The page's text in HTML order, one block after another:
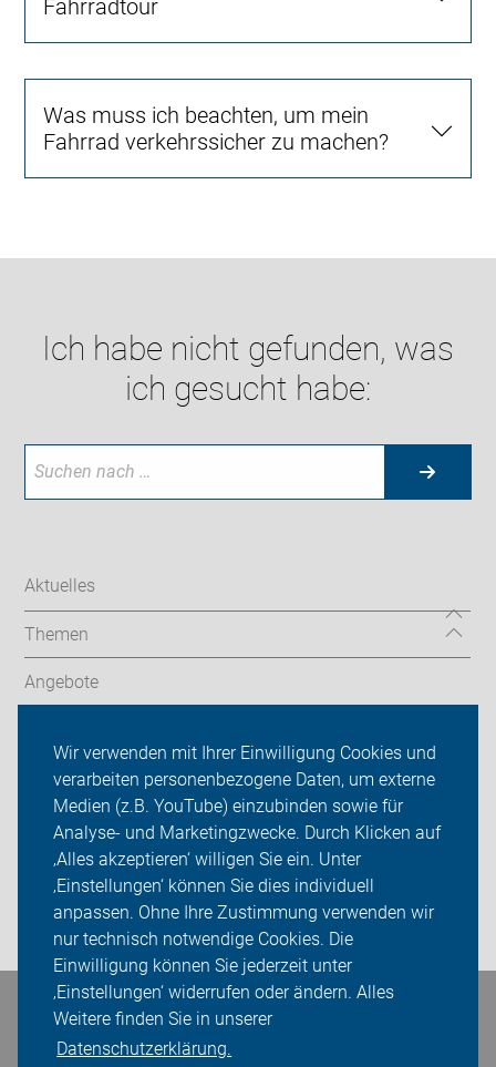
Wir verwenden mit Ihrer Einwilligung Cookies und
verarbeiten personenbezogene Daten, um externe
Medien (z.B. YouTube) einzubinden sowie für
Analyse- und Marketingzwecke. Durch Klicken auf
‚Alles akzeptieren‘ willigen Sie ein. Unter
‚Einstellungen‘ können Sie dies individuell
anpassen. Ohne Ihre Zustimmung verwenden wir
nur technisch notwendige Cookies. Die
Einwilligung können Sie jederzeit unter
‚Einstellungen‘ widerrufen oder ändern. Alles
Weitere finden Sie in unserer
Datenschutzerklärung.
Fahrradtour
Was muss ich beachten, um mein
Fahrrad verkehrssicher zu machen?
Ich habe nicht gefunden, was
ich gesucht habe:
Aktuelles
Themen
Angebote
ADFC Augsburg
Sei dabei
Presse
Bleiben Sie in Kontakt